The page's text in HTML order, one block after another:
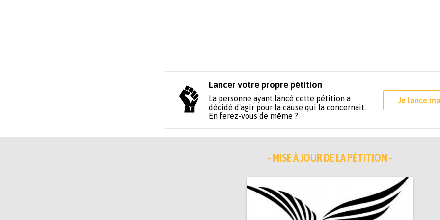
Lancer votre propre pétition
La personne ayant lancé cette pétition a
décidé d'agir pour la cause qui la concernait.
En ferez-vous de même ?
Je lance
- MISE À JOUR DE LA PÉTITION -